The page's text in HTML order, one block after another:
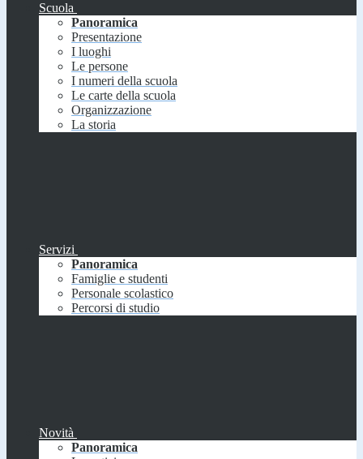
Scuola
Panoramica
Presentazione
I luoghi
Le persone
I numeri della scuola
Le carte della scuola
Organizzazione
La storia
Servizi
Panoramica
Famiglie e studenti
Personale scolastico
Percorsi di studio
Novità
Panoramica